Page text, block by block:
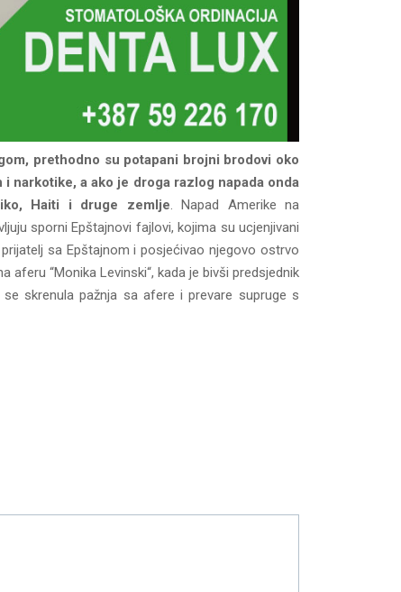
prethodno su potapani brojni brodovi oko
narkotike, a ako je droga razlog napada onda
Haiti i druge zemlje. Napad Amerike na
sporni Epštajnovi fajlovi, kojima su ucjenjivani
sa Epštajnom i posjećivao njegovo ostrvo
aferu “Monika Levinski“, kada je bivši predsjednik
skrenula pažnja sa afere i prevare supruge s